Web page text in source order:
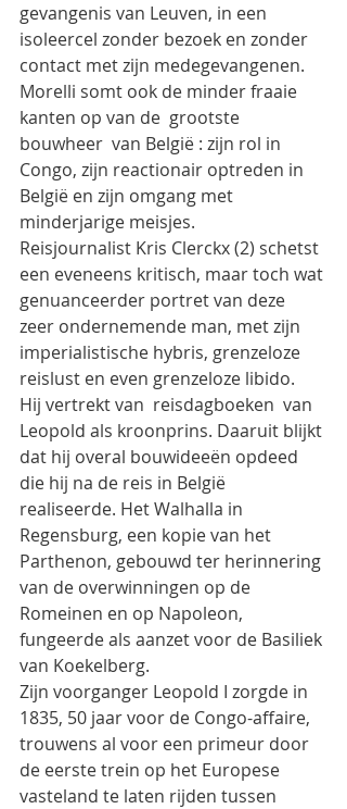
gevangenis van Leuven, in een
isoleercel zonder bezoek en zonder
contact met zijn medegevangenen.
Morelli somt ook de minder fraaie
kanten op van de  grootste
bouwheer  van België : zijn rol in
Congo, zijn reactionair optreden in
België en zijn omgang met
minderjarige meisjes.
Reisjournalist Kris Clerckx (2) schetst
een eveneens kritisch, maar toch wat
genuanceerder portret van deze
zeer ondernemende man, met zijn
imperialistische hybris, grenzeloze
reislust en even grenzeloze libido.
Hij vertrekt van  reisdagboeken  van
Leopold als kroonprins. Daaruit blijkt
dat hij overal bouwideeën opdeed
die hij na de reis in België
realiseerde. Het Walhalla in
Regensburg, een kopie van het
Parthenon, gebouwd ter herinnering
van de overwinningen op de
Romeinen en op Napoleon,
fungeerde als aanzet voor de Basiliek
van Koekelberg.
Zijn voorganger Leopold I zorgde in
1835, 50 jaar voor de Congo-affaire,
trouwens al voor een primeur door
de eerste trein op het Europese
vasteland te laten rijden tussen